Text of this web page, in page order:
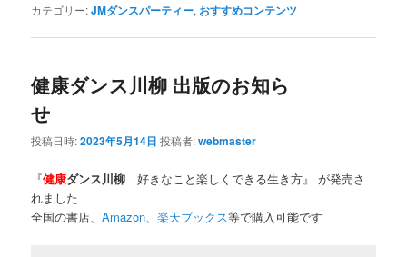
カテゴリー:JMダンスパーティー, おすすめコンテンツ
健康ダンス川柳 出版のお知ら
せ
投稿日時:2023年5月14日 投稿者:webmaster
『健康ダンス川柳 好きなこと楽しくできる生き方』 が発売さ
れました
全国の書店、Amazon 、楽天ブックス等で購入可能です